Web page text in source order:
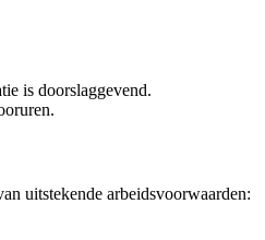
is doorslaggevend.
uitstekende arbeidsvoorwaarden: